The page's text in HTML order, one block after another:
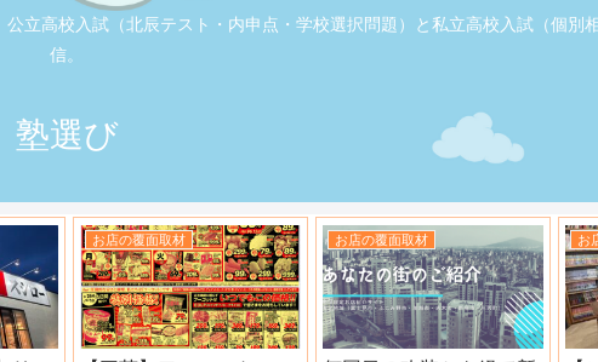
立高校入試（北辰テスト・内申点・学校選択問題）と私立高校入試（個別
信。
塾選び
お店の覆面取材 お店の覆面取材 お